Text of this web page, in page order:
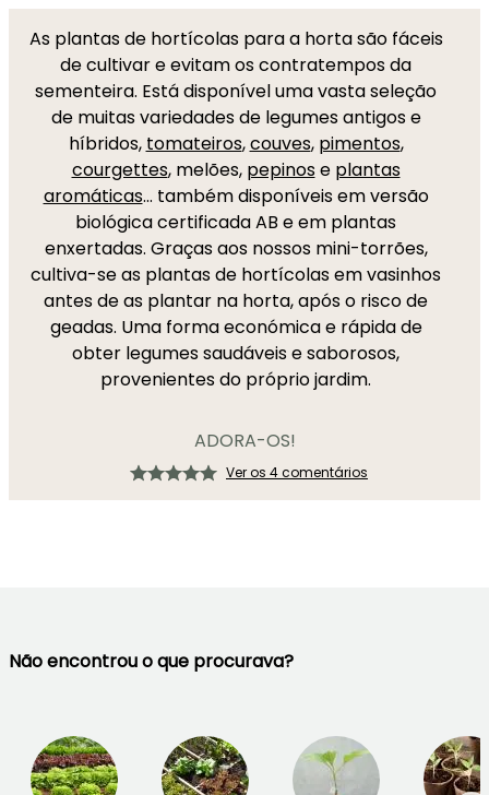
As plantas de hortícolas para a horta são fáceis
de cultivar e evitam os contratempos da
sementeira. Está disponível uma vasta seleção
de muitas variedades de legumes antigos e
híbridos, tomateiros,couves, pimentos,
courgettes, melões, pepinose plantas
aromáticas... também disponíveis em versão
biológica certificada AB e em plantas
enxertadas. Graças aos nossos mini-torrões,
cultiva-se as plantas de hortícolas em vasinhos
antes de as plantar na horta, após o risco de
geadas. Uma forma económica e rápida de
obter legumes saudáveis e saborosos,
provenientes do próprio jardim.
ADORA-OS!
Ver os 4 comentários
Não encontrou o que procurava?